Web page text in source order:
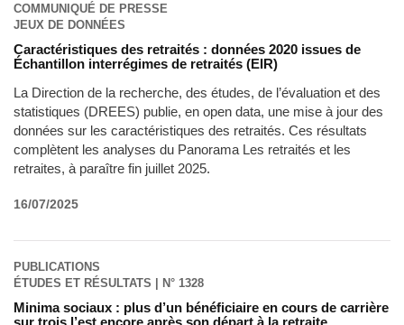
COMMUNIQUÉ DE PRESSE
JEUX DE DONNÉES
Caractéristiques des retraités : données 2020 issues de
Échantillon interrégimes de retraités (EIR)
La Direction de la recherche, des études, de l’évaluation et des
statistiques (DREES) publie, en open data, une mise à jour des
données sur les caractéristiques des retraités. Ces résultats
complètent les analyses du Panorama Les retraités et les
retraites, à paraître fin juillet 2025.
16/07/2025
PUBLICATIONS
ÉTUDES ET RÉSULTATS | N° 1328
Minima sociaux : plus d’un bénéficiaire en cours de carrière
sur trois l’est encore après son départ à la retraite